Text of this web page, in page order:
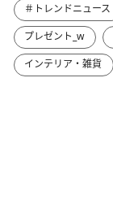
＃トレンドニュース
プレゼント_w
インテリア・雑貨